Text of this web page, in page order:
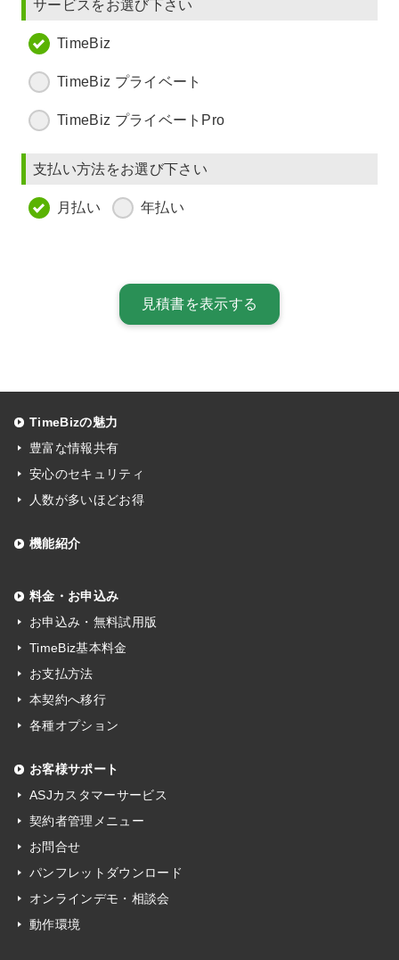
サービスをお選び下さい
TimeBiz
TimeBiz プライベート
TimeBiz プライベートPro
支払い方法をお選び下さい
月払い 年払い
TimeBizの魅力
豊富な情報共有
安心のセキュリティ
人数が多いほどお得
機能紹介
料金・お申込み
お申込み・無料試用版
TimeBiz基本料金
お支払方法
本契約へ移行
各種オプション
お客様サポート
ASJカスタマーサービス
契約者管理メニュー
お問合せ
パンフレットダウンロード
オンラインデモ・相談会
動作環境